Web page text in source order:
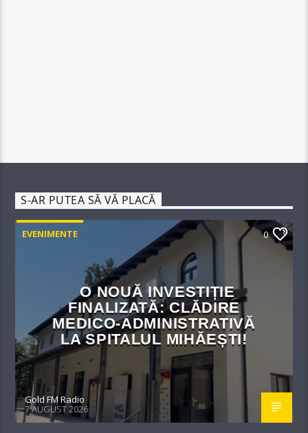
S-AR PUTEA SĂ VĂ PLACĂ
EVENIMENTE 0
O NOUĂ INVESTIȚIE
FINALIZATĂ: CLĂDIRE
MEDICO-ADMINISTRATIVĂ
LA SPITALUL MIHĂEȘTI!​
Gold FM Radio
7 AUGUST 2026